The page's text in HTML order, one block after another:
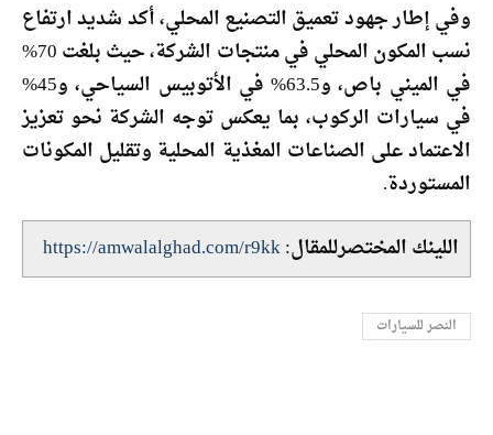
وفي إطار جهود تعميق التصنيع المحلي، أكد شديد ارتفاع
نسب المكون المحلي في منتجات الشركة، حيث بلغت 70%
في الميني باص، و63.5% في الأتوبيس السياحي، و45%
في سيارات الركوب، بما يعكس توجه الشركة نحو تعزيز
الاعتماد على الصناعات المغذية المحلية وتقليل المكونات
المستوردة.
اللينك المختصرللمقال:https://amwalalghad.com/r9kk
النصر للسيارات